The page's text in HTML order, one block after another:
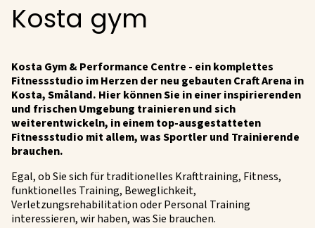
Kosta gym
Kosta Gym & Performance Centre - ein komplettes
Fitnessstudio im Herzen der neu gebauten Craft Arena in
Kosta, Småland. Hier können Sie in einer inspirierenden
und frischen Umgebung trainieren und sich
weiterentwickeln, in einem top-ausgestatteten
Fitnessstudio mit allem, was Sportler und Trainierende
brauchen.
Egal, ob Sie sich für traditionelles Krafttraining, Fitness,
funktionelles Training, Beweglichkeit,
Verletzungsrehabilitation oder Personal Training
interessieren, wir haben, was Sie brauchen.